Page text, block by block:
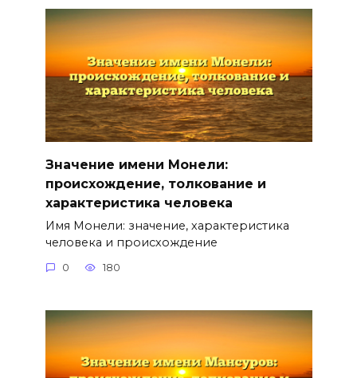
Значение имени Монели:
происхождение, толкование и
характеристика человека
Имя Монели: значение, характеристика
человека и происхождение
0 180